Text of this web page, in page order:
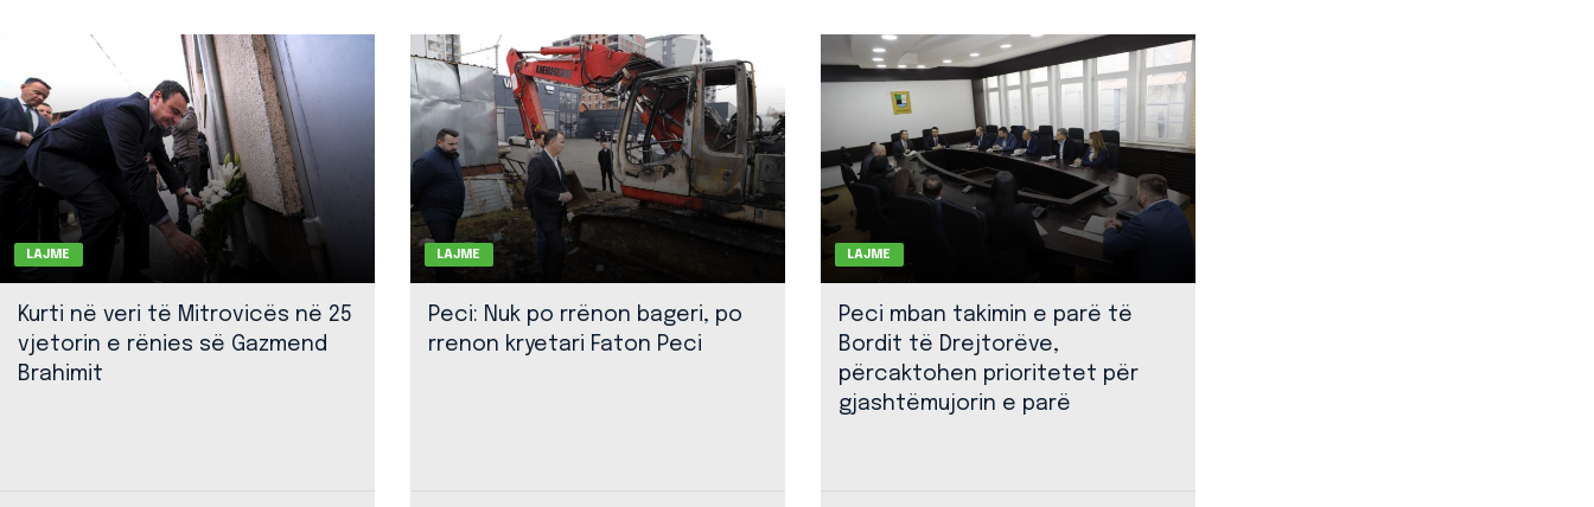
LAJME
Kurti në veri të Mitrovicës në 25
vjetorin e rënies së Gazmend
Brahimit
LAJME
Peci: Nuk po rrënon bageri, po
rrenon kryetari Faton Peci
LAJME
Peci mban takimin e parë të
Bordit të Drejtorëve,
përcaktohen prioritetet për
gjashtëmujorin e parë